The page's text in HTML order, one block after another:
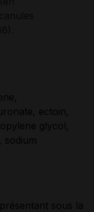
ectoin,
glycol,
sodium
sous la